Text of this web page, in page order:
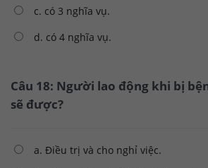
c. có 3 nghĩa vụ.
d. có 4 nghĩa vụ.
Câu 18: Người lao động khi bị
sẽ được?
a. Điều trị và cho nghỉ việc.